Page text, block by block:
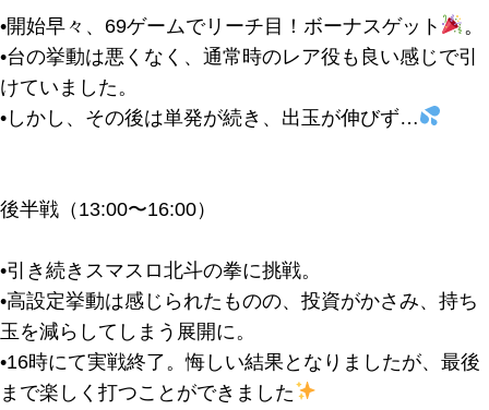
•開始早々、69ゲームでリーチ目！ボーナスゲット
。
•台の挙動は悪くなく、通常時のレア役も良い感じで引
けていました。
•しかし、その後は単発が続き、出玉が伸びず…
後半戦（13:00〜16:00）
•引き続きスマスロ北斗の拳に挑戦。
•高設定挙動は感じられたものの、投資がかさみ、持ち
玉を減らしてしまう展開に。
•16時にて実戦終了。悔しい結果となりましたが、最後
まで楽しく打つことができました